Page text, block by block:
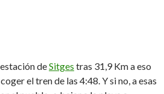
deSitges tras 31,9 Km a eso
el tren de las 4:48. Y si no, a esas